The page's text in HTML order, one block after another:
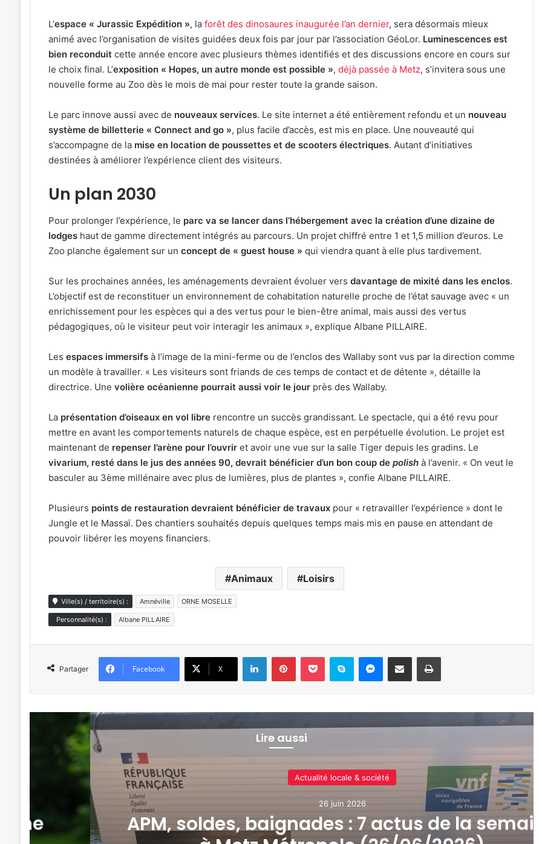
L’espace « Jurassic Expédition », la forêt des dinosaures inaugurée l’an dernier, sera désormais mieux
animé avec l’organisation de visites guidées deux fois par jour par l’association GéoLor. Luminescences est
bien reconduit cette année encore avec plusieurs thèmes identifiés et des discussions encore en cours sur
le choix final. L’exposition « Hopes, un autre monde est possible », déjà passée à Metz, s’invitera sous une
nouvelle forme au Zoo dès le mois de mai pour rester toute la grande saison.
Le parc innove aussi avec de nouveaux services. Le site internet a été entièrement refondu et un nouveau
système de billetterie « Connect and go », plus facile d’accès, est mis en place. Une nouveauté qui
s’accompagne de la mise en location de poussettes et de scooters électriques. Autant d’initiatives
destinées à améliorer l’expérience client des visiteurs.
Un plan 2030
Pour prolonger l’expérience, le parc va se lancer dans l’hébergement avec la création d’une dizaine de
lodgeshaut de gamme directement intégrés au parcours. Un projet chiffré entre 1 et 1,5 million d’euros. Le
Zoo planche également sur un concept de « guest house » qui viendra quant à elle plus tardivement.
Sur les prochaines années, les aménagements devraient évoluer vers davantage de mixité dans les enclos.
L’objectif est de reconstituer un environnement de cohabitation naturelle proche de l’état sauvage avec « un
enrichissement pour les espèces qui a des vertus pour le bien-être animal, mais aussi des vertus
pédagogiques, où le visiteur peut voir interagir les animaux », explique Albane PILLAIRE.
Les espaces immersifsà l’image de la mini-ferme ou de l’enclos des Wallaby sont vus par la direction comme
un modèle à travailler. « Les visiteurs sont friands de ces temps de contact et de détente », détaille la
directrice. Une volière océanienne pourrait aussi voir le jour près des Wallaby.
La présentation d’oiseaux en vol librerencontre un succès grandissant. Le spectacle, qui a été revu pour
mettre en avant les comportements naturels de chaque espèce, est en perpétuelle évolution. Le projet est
maintenant de repenser l’arène pour l’ouvriret avoir une vue sur la salle Tiger depuis les gradins. Le
vivarium, resté dans le jus des années 90, devrait bénéficier d’un bon coup de polish à l’avenir. « On veut le
basculer au 3ème millénaire avec plus de lumières, plus de plantes », confie Albane PILLAIRE.
Plusieurs points de restauration devraient bénéficier de travaux pour « retravailler l’expérience » dont le
Jungle et le Massaï. Des chantiers souhaités depuis quelques temps mais mis en pause en attendant de
pouvoir libérer les moyens financiers.
Animaux Loisirs
Ville(s) / territoire(s) : Amnéville ORNE MOSELLE
Personnalité(s) : Albane PILLAIRE
Partager Facebook X
LinkedinPinterestPocket Skype Messenger
Partager par e-mail Imprimer
Lire aussi
Actualité locale & société
25 juin 2026
Un chihuahua abandonné sous plus 37°C : la